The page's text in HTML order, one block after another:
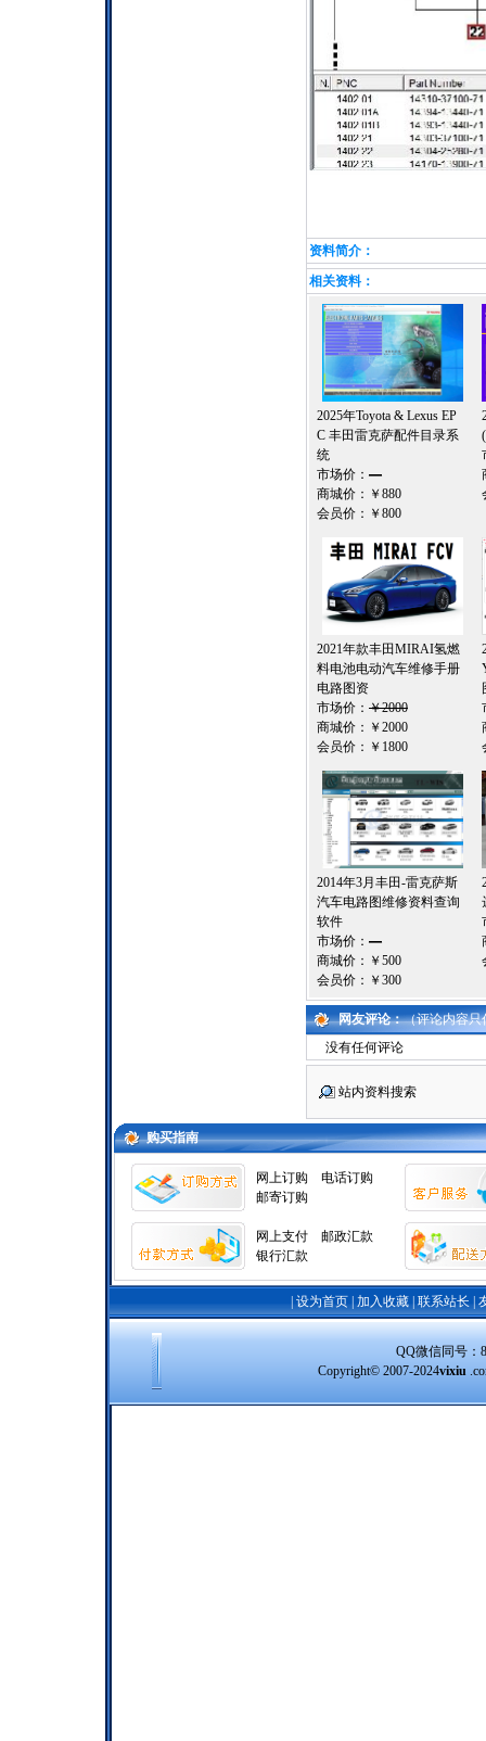
资料简介：
相关资料：
2025年Toyota & Lexus EP
C 丰田雷克萨配件目录系
统
市场价： —
商城价： ￥880
会员价： ￥800
2021年款丰田MIRAI氢燃
料电池电动汽车维修手册
电路图资
市场价： ￥2000
商城价： ￥2000
会员价： ￥1800
2014年3月丰田-雷克萨斯
汽车电路图维修资料查询
软件
市场价： —
商城价： ￥500
会员价： ￥300
网友评论：（评论内容只
没有任何评论
站内资料搜索
购买指南
网上订购
电话订购
邮寄订购
网上支付
邮政汇款
银行汇款
设为首页| 加入收藏| 联系站长
QQ微信同号：
Copyright© 2007-2024vixiu